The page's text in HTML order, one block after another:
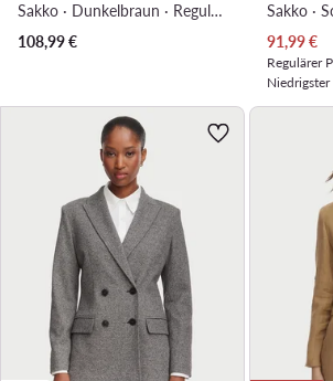
Sakko · Dunkelbraun · Regular Fit
108,99€
Sakko ·
Aktueller
91,99€
Regulärer
Niedrigster